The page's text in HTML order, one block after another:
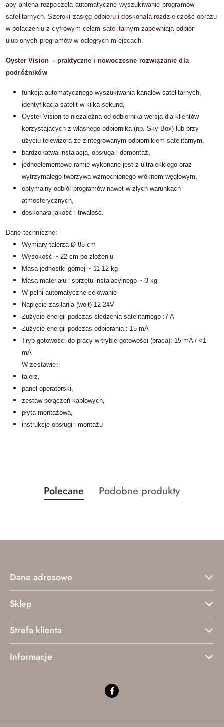
aby antena rozpoczęła automatyczne wyszukiwanie programów
satelitarnych. Szeroki zasięg odbioru i doskonała rozdzielczość obrazu
w połączeniu z cyfrowym celem satelitarnym zapewniają odbiór
ulubionych programów w odległych miejscach.
Oyster Vision - praktyczne i nowoczesne rozwiązanie dla
podróżników
funkcja automatycznego wyszukiwania kanałów satelitarnych,
identyfikacja satelit w kilka sekund,
Oyster Vision to niezależna od odbiornika wersja dla klientów
korzystających z własnego odbiornika (np. Sky Box) lub przy
użyciu telewizora ze zintegrowanym odbiornikiem satelitarnym,
bardzo łatwa instalacja, obsługa i demontaż,
jednoelementowe ramie wykonane jest z ultralekkiego oraz
wytrzymałego tworzywa wzmocnionego włóknem węglowym,
optymalny odbiór programów nawet w złych warunkach
atmosferycznych,
doskonała jakość i trwałość.
Dane techniczne:
Wymiary talerza Ø 85 cm
Wysokość ~ 22 cm po złożeniu
Masa jednostki górnej ~ 11-12 kg
Masa materiału i sprzętu instalacyjnego ~ 3 kg
W pełni automatyczne celowanie
Napięcie zasilania (wolt)-12-24V
Zużycie energii podczas śledzenia satelitarnego :7 A
Zużycie energii podczas odbierania : 15 mA
Tryb gotowości do pracy w trybie gotowości (praca): 15 mA / <1
mA
W zestawie:
talerz,
panel operatorski,
zestaw połączeń kablowych,
płyta montażowa,
instrukcje obsługi i montażu
Pomiń karuzelę produktów
Produkty
o
Polecane
Produkty
Podobne produkty
Dane adresowe
Sklep
Strefa klienta
Informacje